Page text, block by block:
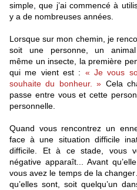
simple, que j’ai commencé à
y a de nombreuses années.
Lorsque sur mon chemin, je
soit une personne, un
même un insecte, la première
qui me vient est : « Je vous
souhaite du bonheur. » Cela
passe entre vous et cette
personnelle.
Quand vous rencontrez un
face à une situation difficile
difficile. Et à ce stade, vous
négative apparaît... Avant
vous avez le temps de la
qu’elles sont, soit quelqu’un